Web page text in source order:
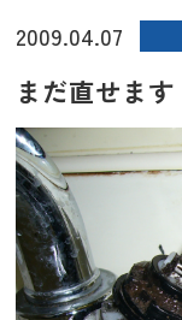
2009.04.07
まだ直せます